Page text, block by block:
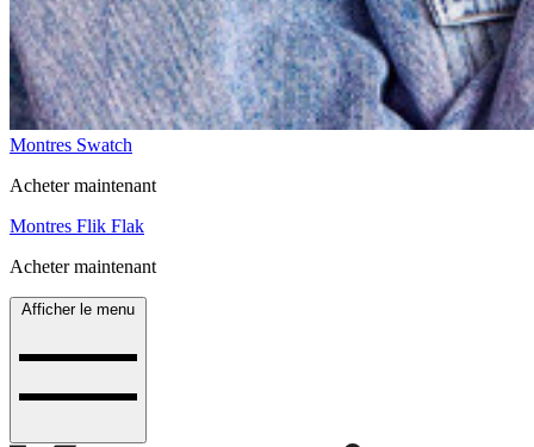
Montres Swatch
Acheter maintenant
Montres Flik Flak
Acheter maintenant
Afficher le menu